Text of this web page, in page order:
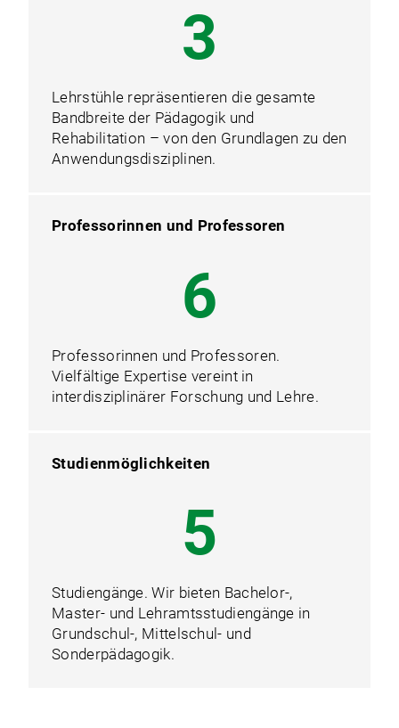
4
Lehrstühle repräsentieren die gesamte
Bandbreite der Pädagogik und
Rehabilitation – von den Grundlagen zu den
Anwendungsdisziplinen.
Professorinnen und Professoren
8
Professorinnen und Professoren.
Vielfältige Expertise vereint in
interdisziplinärer Forschung und Lehre.
Studienmöglichkeiten
7
Studiengänge. Wir bieten Bachelor-,
Master- und Lehramtsstudiengänge in
Grundschul-, Mittelschul- und
Sonderpädagogik.